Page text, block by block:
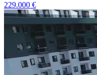
229.000 €